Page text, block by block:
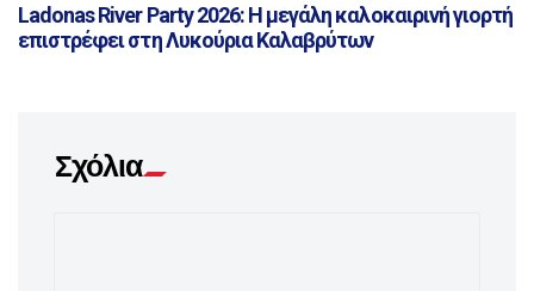
Ladonas River Party 2026: Η μεγάλη καλοκαιρινή γιορτή
επιστρέφει στη Λυκούρια Καλαβρύτων
Σχόλια